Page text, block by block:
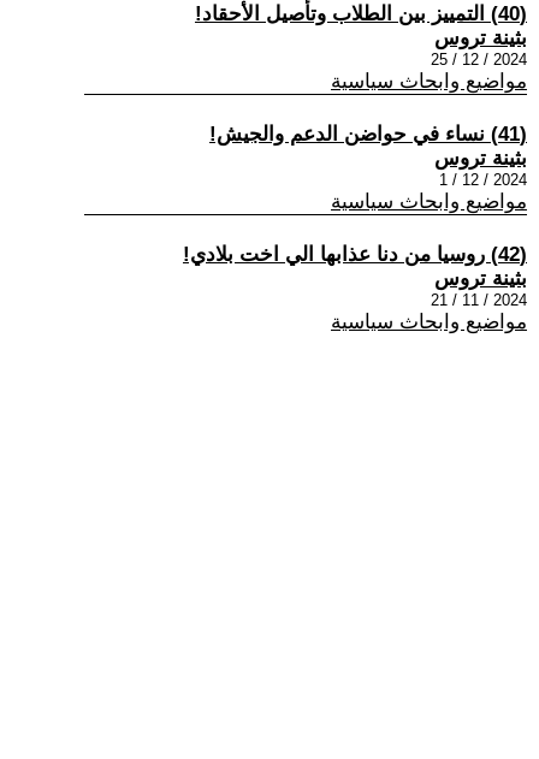
(40) التمييز بين الطلاب وتأصيل الأحقاد!
بثينة تروس
2024 / 12 / 25
مواضيع وابحاث سياسية
(41) نساء في حواضن الدعم والجيش!
بثينة تروس
2024 / 12 / 1
مواضيع وابحاث سياسية
(42) روسيا من دنا عذابها الي اخت بلادي!
بثينة تروس
2024 / 11 / 21
مواضيع وابحاث سياسية